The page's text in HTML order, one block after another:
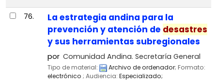
76.
La estrategia andina para la
prevención y atención de desastres
y sus herramientas subregionales
por Comunidad Andina. Secretaría General
Tipo de material: Archivo de ordenador; Formato:
electrónico ; Audiencia: Especializado;